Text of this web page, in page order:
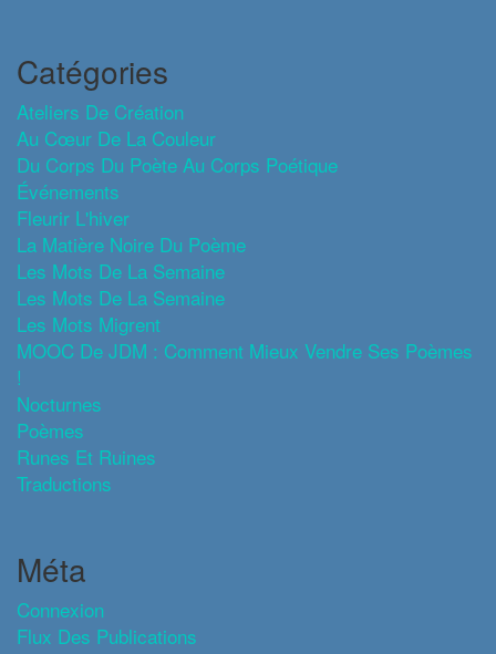
Catégories
Ateliers De Création
Au Cœur De La Couleur
Du Corps Du Poète Au Corps Poétique
Événements
Fleurir L'hiver
La Matière Noire Du Poème
Les Mots De La Semaine
Les Mots De La Semaine
Les Mots Migrent
MOOC De JDM : Comment Mieux Vendre Ses Poèmes
!
Nocturnes
Poèmes
Runes Et Ruines
Traductions
Méta
Connexion
Flux Des Publications